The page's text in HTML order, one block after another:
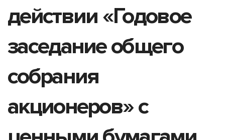
действии «Годовое
заседание общего
собрания
акционеров» с